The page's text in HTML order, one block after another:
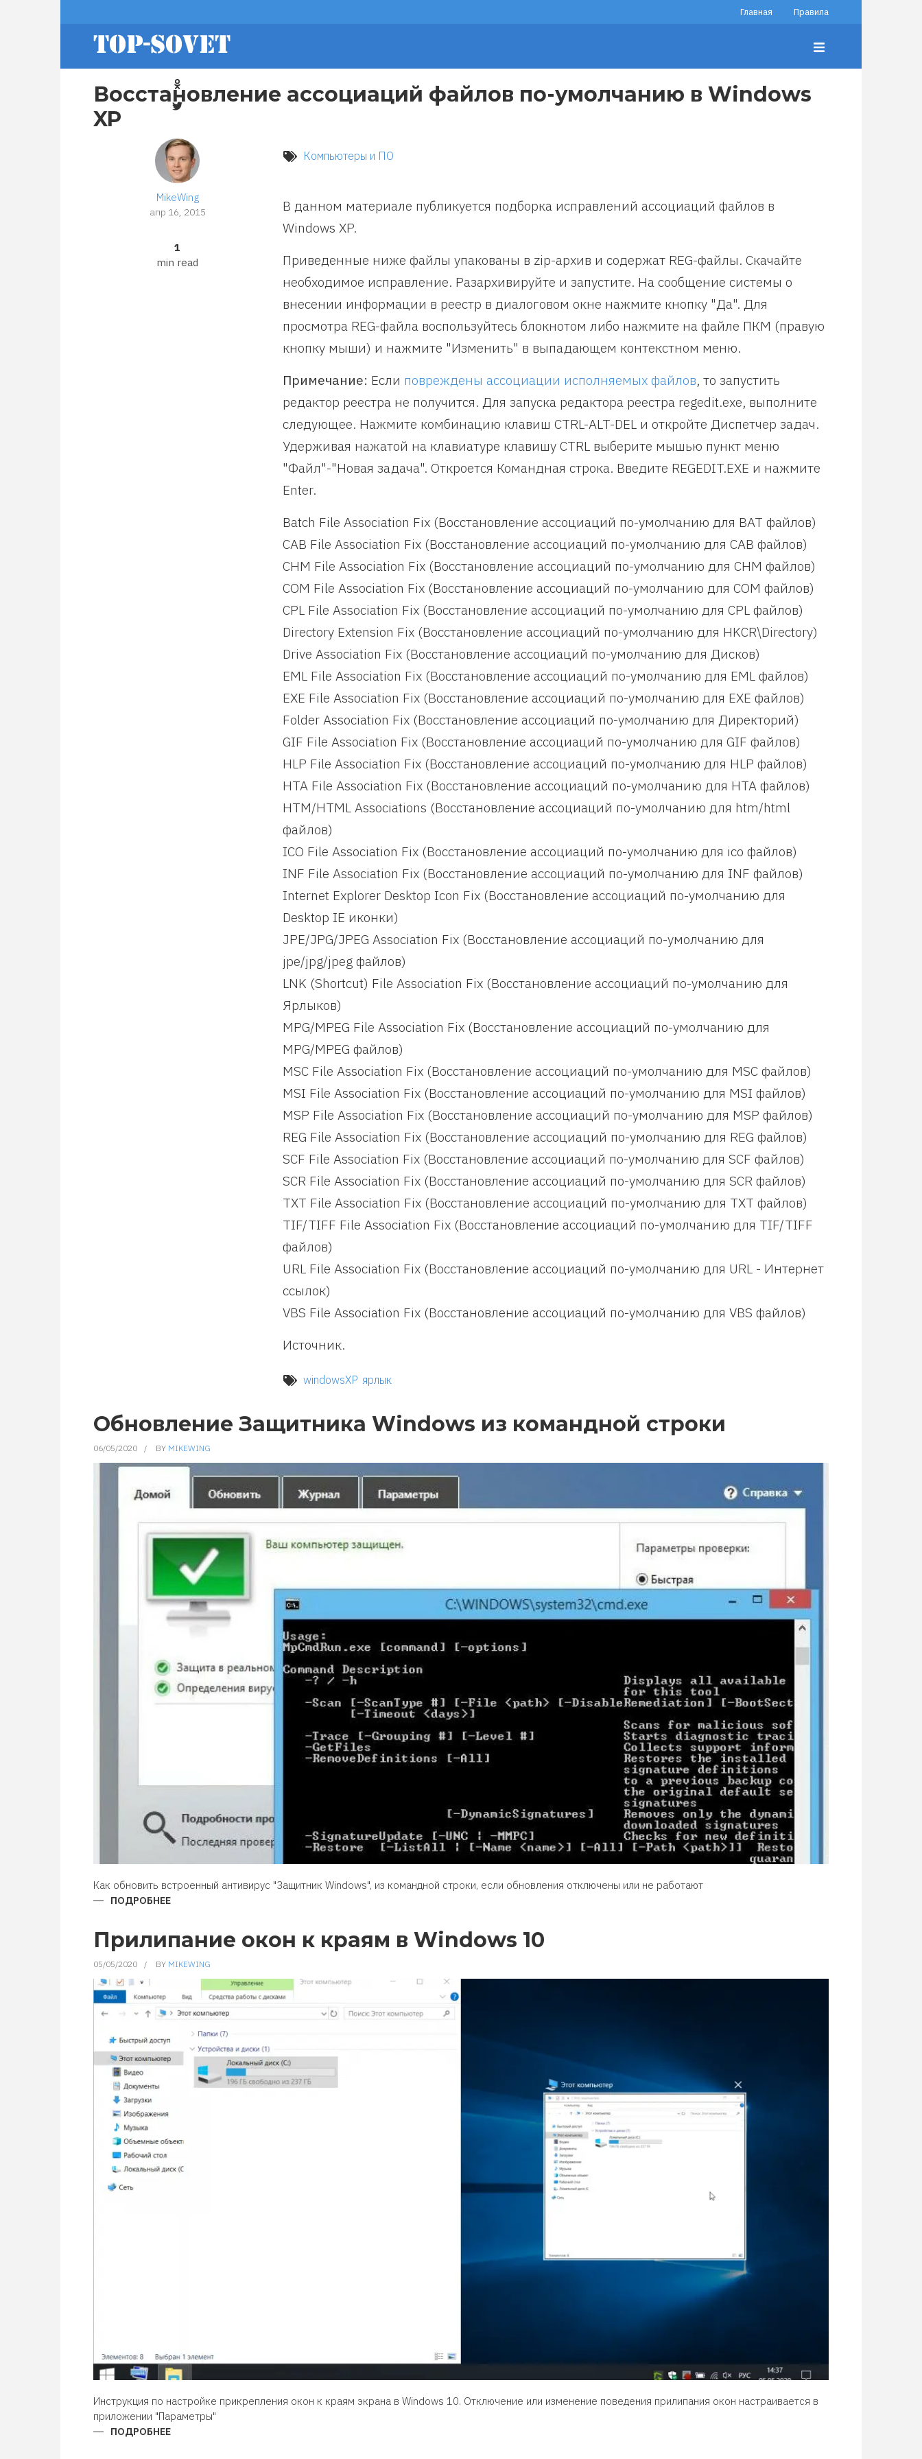
footer
menu
Главная Правила
Восстановление ассоциаций файлов по-умолчанию в Windows
XP
MikeWing
апр 16, 2015
1
min read
Компьютеры и ПО
В данном материале публикуется подборка исправлений ассоциаций файлов в
Windows XP.
Приведенные ниже файлы упакованы в zip-архив и содержат REG-файлы. Скачайте
необходимое исправление. Разархивируйте и запустите. На сообщение системы о
внесении информации в реестр в диалоговом окне нажмите кнопку "Да". Для
просмотра REG-файла воспользуйтесь блокнотом либо нажмите на файле ПКМ (правую
кнопку мыши) и нажмите "Изменить" в выпадающем контекстном меню.
Примечание: Если повреждены ассоциации исполняемых файлов, то запустить
редактор реестра не получится. Для запуска редактора реестра regedit.exe, выполните
следующее. Нажмите комбинацию клавиш CTRL-ALT-DEL и откройте Диспетчер задач.
Удерживая нажатой на клавиатуре клавишу CTRL выберите мышью пункт меню
"Файл"-"Новая задача". Откроется Командная строка. Введите REGEDIT.EXE и нажмите
Enter.
Batch File Association Fix (Восстановление ассоциаций по-умолчанию для BAT файлов)
CAB File Association Fix (Восстановление ассоциаций по-умолчанию для CAB файлов)
CHM File Association Fix (Восстановление ассоциаций по-умолчанию для CHM файлов)
COM File Association Fix (Восстановление ассоциаций по-умолчанию для COM файлов)
CPL File Association Fix (Восстановление ассоциаций по-умолчанию для CPL файлов)
Directory Extension Fix (Восстановление ассоциаций по-умолчанию для HKCR\Directory)
Drive Association Fix (Восстановление ассоциаций по-умолчанию для Дисков)
EML File Association Fix (Восстановление ассоциаций по-умолчанию для EML файлов)
EXE File Association Fix (Восстановление ассоциаций по-умолчанию для EXE файлов)
Folder Association Fix (Восстановление ассоциаций по-умолчанию для Директорий)
GIF File Association Fix (Восстановление ассоциаций по-умолчанию для GIF файлов)
HLP File Association Fix (Восстановление ассоциаций по-умолчанию для HLP файлов)
HTA File Association Fix (Восстановление ассоциаций по-умолчанию для HTA файлов)
HTM/HTML Associations (Восстановление ассоциаций по-умолчанию для htm/html
файлов)
ICO File Association Fix (Восстановление ассоциаций по-умолчанию для ico файлов)
INF File Association Fix (Восстановление ассоциаций по-умолчанию для INF файлов)
Internet Explorer Desktop Icon Fix (Восстановление ассоциаций по-умолчанию для
Desktop IE иконки)
JPE/JPG/JPEG Association Fix (Восстановление ассоциаций по-умолчанию для
jpe/jpg/jpeg файлов)
LNK (Shortcut) File Association Fix (Восстановление ассоциаций по-умолчанию для
Ярлыков)
MPG/MPEG File Association Fix (Восстановление ассоциаций по-умолчанию для
MPG/MPEG файлов)
MSC File Association Fix (Восстановление ассоциаций по-умолчанию для MSC файлов)
MSI File Association Fix (Восстановление ассоциаций по-умолчанию для MSI файлов)
MSP File Association Fix (Восстановление ассоциаций по-умолчанию для MSP файлов)
REG File Association Fix (Восстановление ассоциаций по-умолчанию для REG файлов)
SCF File Association Fix (Восстановление ассоциаций по-умолчанию для SCF файлов)
SCR File Association Fix (Восстановление ассоциаций по-умолчанию для SCR файлов)
TXT File Association Fix (Восстановление ассоциаций по-умолчанию для TXT файлов)
TIF/TIFF File Association Fix (Восстановление ассоциаций по-умолчанию для TIF/TIFF
файлов)
URL File Association Fix (Восстановление ассоциаций по-умолчанию для URL - Интернет
ссылок)
VBS File Association Fix (Восстановление ассоциаций по-умолчанию для VBS файлов)
Источник.
windowsXP ярлык
Обновление Защитника Windows из командной строки
06/05/2020 BY MIKEWING
Как обновить встроенный антивирус "Защитник Windows", из командной строки, если обновления отключены или не работают
ПОДРОБНЕЕ
ИЗ
КОМАНДНОЙ
Прилипание окон к краям в Windows 10
05/05/2020 BY MIKEWING
Инструкция по настройке прикрепления окон к краям экрана в Windows 10. Отключение или изменение поведения прилипания окон настраивается в
приложении "Параметры"
ПОДРОБНЕЕ